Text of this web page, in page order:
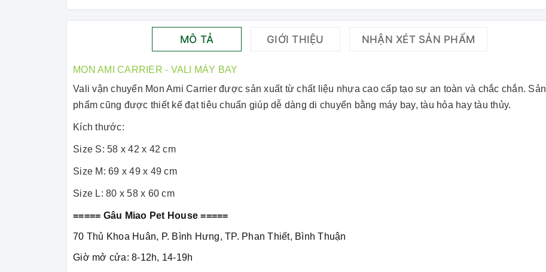
MÔ TẢ GIỚI THIỆU NHẬN XÉT SẢN PHẨM
MON AMI CARRIER - VALI MÁY BAY
Vali vận chuyển Mon Ami Carrier được sản xuất từ chất liệu nhựa cao cấp tạo sự an toàn và chắc chắn. Sản
phẩm cũng được thiết kế đạt tiêu chuẩn giúp dễ dàng di chuyển bằng máy bay, tàu hỏa hay tàu thủy.
Kích thước:
Size S: 58 x 42 x 42 cm
Size M: 69 x 49 x 49 cm
Size L: 80 x 58 x 60 cm
===== Gâu Miao Pet House =====
70 Thủ Khoa Huân, P. Bình Hưng, TP. Phan Thiết, Bình Thuận
Giờ mở cửa: 8-12h, 14-19h